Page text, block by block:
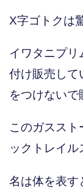
X字ゴトクは
イワタニプリ
付け販売して
をつけないで
このガスス
ックトレイル
名は体を表す